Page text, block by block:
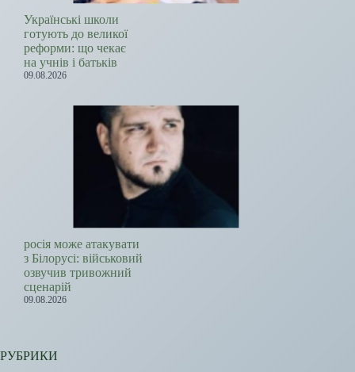
Українські школи
готують до великої
реформи: що чекає
на учнів і батьків
09.08.2026
росія може атакувати
з Білорусі: військовий
озвучив тривожний
сценарій
09.08.2026
РУБРИКИ